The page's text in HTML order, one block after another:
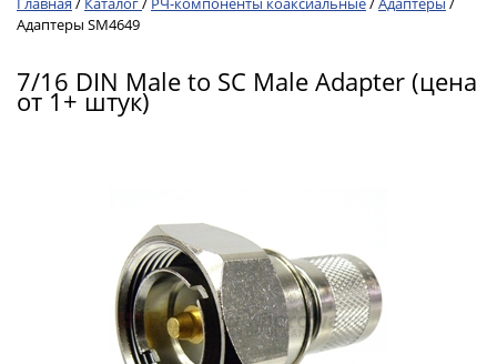
Адаптеры SM4649
7/16 DIN Male to SC Male Adapter (цена
от 1+ штук)